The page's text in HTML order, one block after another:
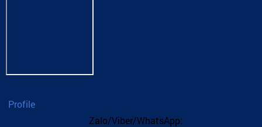
Profile
Zalo/Viber/WhatsApp: